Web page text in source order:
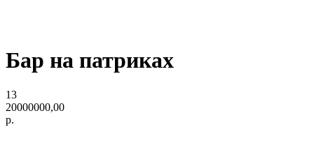
Бар на патриках
13
20000000,00
р.